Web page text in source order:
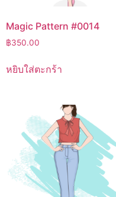
Magic Pattern #0014
฿350.00
หยิบใส่ตะกร้า